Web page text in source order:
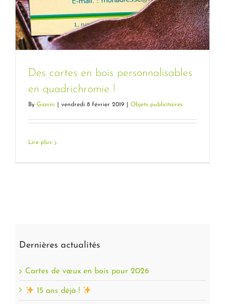
Des cartes en bois personnalisables en
Des cartes en bois personnalisables
en quadrichromie !
By Gianni vendredi 8 février 2019 Objets publicitaires
Lire plus
Dernières actualités
Cartes de vœux en bois pour 2026
15 ans déjà !